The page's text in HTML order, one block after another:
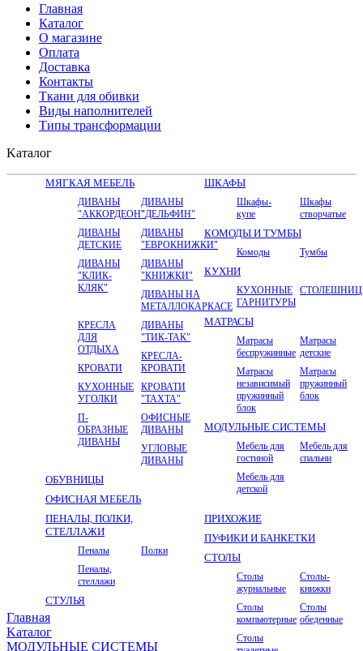
Главная
Каталог
О магазине
Оплата
Доставка
Контакты
Ткани для обивки
Виды наполнителей
Типы трансформации
Kаталог
МЯГКАЯ МЕБЕЛЬ
ДИВАНЫ
"АККОРДЕОН"
ДИВАНЫ
"ДЕЛЬФИН"
ДИВАНЫ
ДЕТСКИЕ
ДИВАНЫ
"ЕВРОКНИЖКИ"
ДИВАНЫ
"КЛИК-
КЛЯК"
ДИВАНЫ
"КНИЖКИ"
ДИВАНЫ НА
МЕТАЛЛОКАРКАСЕ
ДИВАНЫ
"ТИК-ТАК"
КРЕСЛА
ДЛЯ
ОТДЫХА
КРЕСЛА-
КРОВАТИ
КРОВАТИ
КРОВАТИ
"ТАХТА"
КУХОННЫЕ
УГОЛКИ
ОФИСНЫЕ
ДИВАНЫ
П-
ОБРАЗНЫЕ
ДИВАНЫ
УГЛОВЫЕ
ДИВАНЫ
ШКАФЫ
Шкафы-
купе
Шкафы
створчатые
КОМОДЫ И ТУМБЫ
Комоды Тумбы
КУХНИ
КУХОННЫЕ
ГАРНИТУРЫ
МАТРАСЫ
Матрасы
беспружинные
Матрасы
детские
Матрасы
независимый
пружинный
блок
Матрасы
пружинный
блок
МОДУЛЬНЫЕ СИСТЕМЫ
Мебель для
гостиной
Мебель для
спальни
Мебель для
детской
ОБУВНИЦЫ
ОФИСНАЯ МЕБЕЛЬ
ПЕНАЛЫ, ПОЛКИ,
СТЕЛЛАЖИ
Пеналы
Полки
Пеналы,
стеллажи
ПРИХОЖИЕ
ПУФИКИ И БАНКЕТКИ
СТОЛЫ
Столы
журнальные
Столы-
книжки
Столы
компьютерные
Столы
обеденные
Столы
СТУЛЬЯ
Главная
Kаталог
МОДУЛЬНЫЕ СИСТЕМЫ